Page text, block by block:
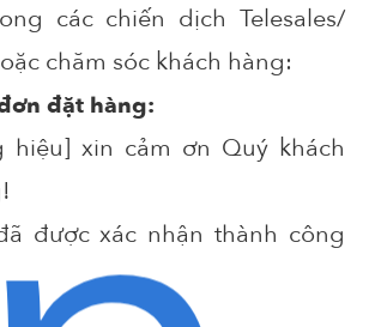
các chiến dịch Telesales/
chăm sóc khách hàng:
đặt hàng:
hiệu] xin cảm ơn Quý khách
được xác nhận thành công